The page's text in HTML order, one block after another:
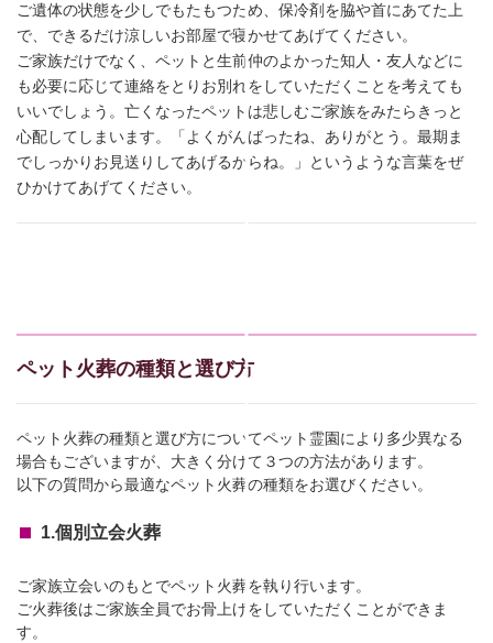
ご遺体の状態を少しでもたもつため、保冷剤を脇や首にあてた上
で、できるだけ涼しいお部屋で寝かせてあげてください。
ご家族だけでなく、ペットと生前仲のよかった知人・友人などに
も必要に応じて連絡をとりお別れをしていただくことを考えても
いいでしょう。亡くなったペットは悲しむご家族をみたらきっと
心配してしまいます。「よくがんばったね、ありがとう。最期ま
でしっかりお見送りしてあげるからね。」というような言葉をぜ
ひかけてあげてください。
ペット火葬の種類と選び方
ペット火葬の種類と選び方についてペット霊園により多少異なる
場合もございますが、大きく分けて３つの方法があります。
以下の質問から最適なペット火葬の種類をお選びください。
1.個別立会火葬
ご家族立会いのもとでペット火葬を執り行います。
ご火葬後はご家族全員でお骨上げをしていただくことができま
す。